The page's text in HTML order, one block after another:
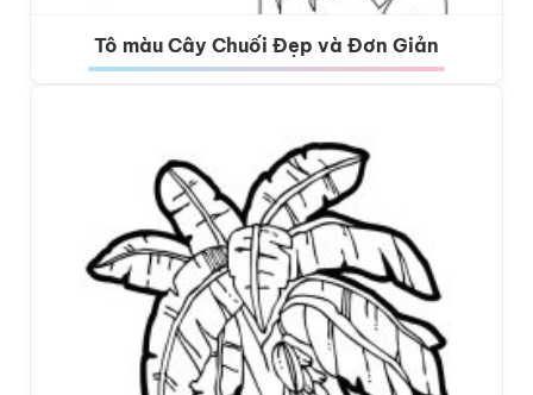
Tô màu Cây Chuối Đẹp và Đơn Giản